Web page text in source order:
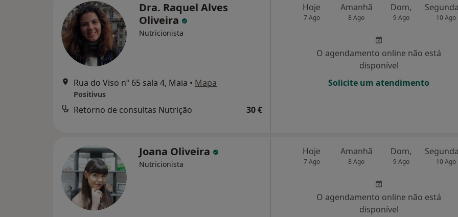
Dra. Raquel Alves
Oliveira
Nutricionista
Rua do Viso nº 65 sala 4, Maia • Mapa
Positivus
Retorno de consultas Nutrição 30 €
Hoje
7 Ago
Amanhã
8 Ago
Dom,
9 Ago 10 Ago
O agendamento online não está
disponível
Solicite um atendimento
Joana Oliveira
Nutricionista
Hoje
7 Ago
Amanhã
8 Ago
Dom,
9 Ago 10 Ago
O agendamento online não está
disponível